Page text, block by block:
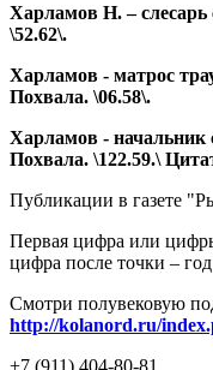
Харламов Н. – слесарь
\52.62\.
Харламов - матрос
Похвала. \06.58\.
Харламов - начальник
Похвала. \122.59.\
Публикации в газете
Первая цифра или
цифра после точки –
Смотри полувековую
http://kolanord.ru/
+7 (911) 404-80-81